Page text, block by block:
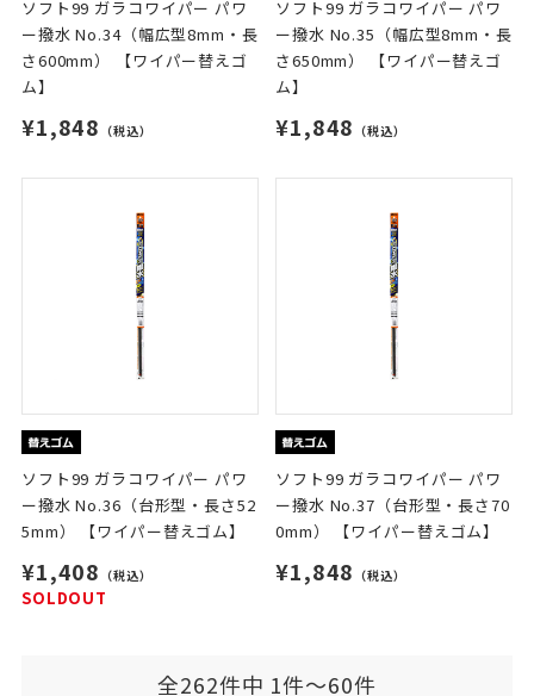
ソフト99 ガラコワイパー パワ
ー撥水 No.34（幅広型8mm・長
さ600mm） 【ワイパー替えゴ
ム】
¥1,848 （税込）
ソフト99 ガラコワイパー パワ
ー撥水 No.35（幅広型8mm・長
さ650mm） 【ワイパー替えゴ
ム】
¥1,848 （税込）
ソフト99 ガラコワイパー パワ
ー撥水 No.36（台形型・長さ52
5mm） 【ワイパー替えゴム】
¥1,408 （税込）
SOLDOUT
ソフト99 ガラコワイパー パワ
ー撥水 No.37（台形型・長さ70
0mm） 【ワイパー替えゴム】
¥1,848 （税込）
全262件中 1件～60件